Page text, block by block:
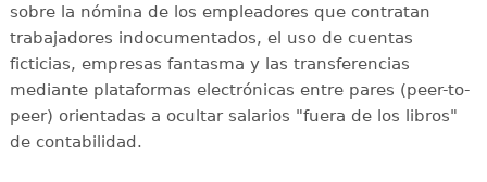
sobre la nómina de los empleadores que contratan
trabajadores indocumentados, el uso de cuentas
ficticias, empresas fantasma y las transferencias
mediante plataformas electrónicas entre pares (peer-to-
peer) orientadas a ocultar salarios "fuera de los libros"
de contabilidad.